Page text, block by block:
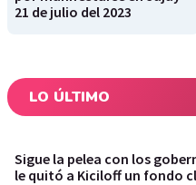
21 de julio del 2023
LO ÚLTIMO
Sigue la pelea con los
le quitó a Kiciloff un fondo